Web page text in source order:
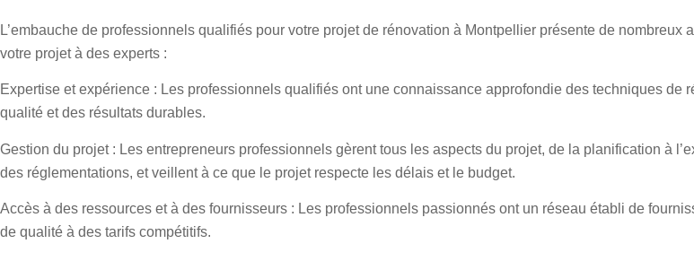
L’embauche de professionnels qualifiés pour votre projet de rénovation à Montpellier présente de
votre projet à des experts :
Expertise et expérience : Les professionnels qualifiés ont une connaissance approfondie des techniques
qualité et des résultats durables.
Gestion du projet : Les entrepreneurs professionnels gèrent tous les aspects du projet, de la planification à
des réglementations, et veillent à ce que le projet respecte les délais et le budget.
Accès à des ressources et à des fournisseurs : Les professionnels passionnés ont un réseau établi de
de qualité à des tarifs compétitifs.